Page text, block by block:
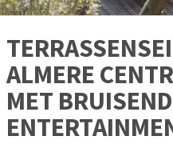
ALMERE
MET